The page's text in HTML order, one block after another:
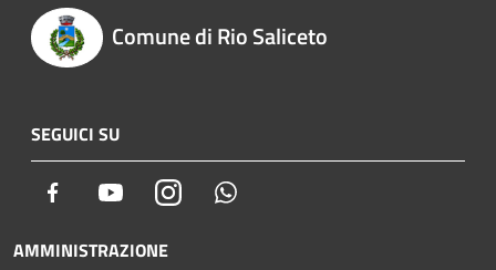
Comune di Rio Saliceto
SEGUICI SU
Facebook YoutubeInstagram
AMMINISTRAZIONE